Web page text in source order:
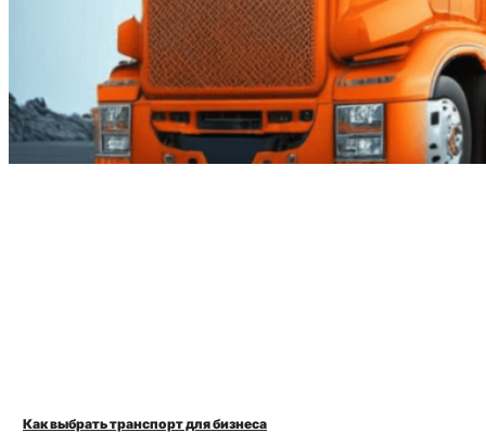
Как выбрать транспорт для бизнеса